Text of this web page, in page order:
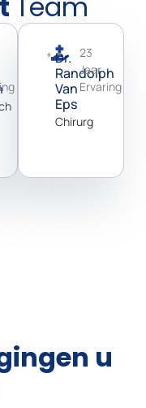
Dr.
Randolph
Van
Eps
Chirurg
23
Jaar
Ervaring
u